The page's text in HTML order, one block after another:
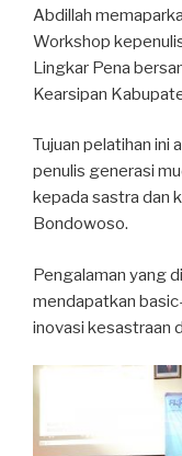
Abdillah
Workshop
Lingkar Pena
Kearsipan
Tujuan pelatihan ini
penulis generasi
kepada sastra dan
Bondowoso.
Pengalaman yang
mendapatkan
inovasi kesastraan